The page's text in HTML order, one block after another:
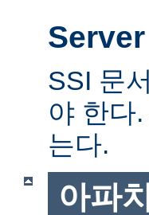
SSI 문
야 한다
는다.
아파